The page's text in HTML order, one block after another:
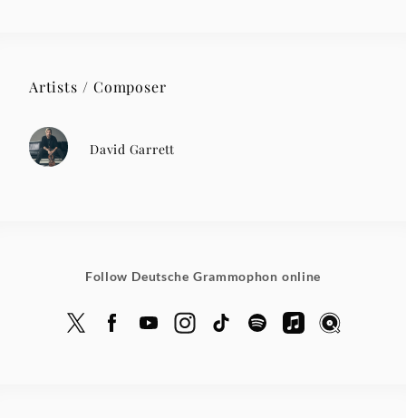
Artists / Composer
David Garrett
Follow Deutsche Grammophon online